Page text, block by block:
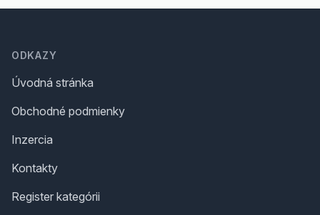
ODKAZY
Úvodná stránka
Obchodné podmienky
Inzercia
Kontakty
Register kategórii